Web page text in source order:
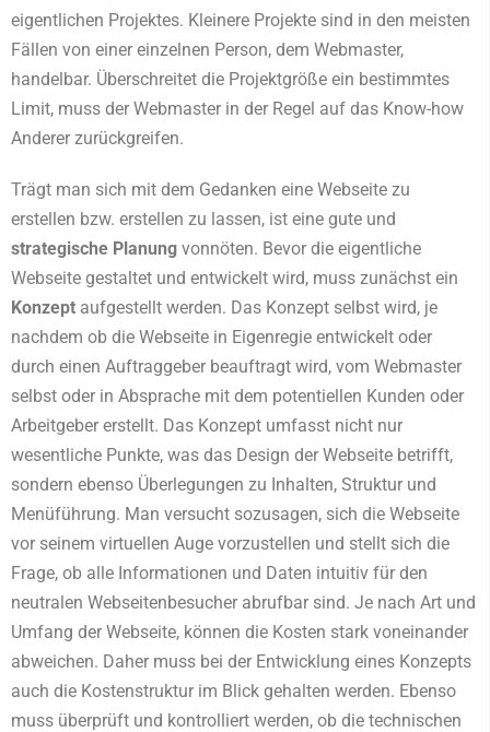
eigentlichen Projektes. Kleinere Projekte sind in den meisten
Fällen von einer einzelnen Person, dem Webmaster,
handelbar. Überschreitet die Projektgröße ein bestimmtes
Limit, muss der Webmaster in der Regel auf das Know-how
Anderer zurückgreifen.
Trägt man sich mit dem Gedanken eine Webseite zu
erstellen bzw. erstellen zu lassen, ist eine gute und
strategische Planung vonnöten. Bevor die eigentliche
Webseite gestaltet und entwickelt wird, muss zunächst ein
Konzept aufgestellt werden. Das Konzept selbst wird, je
nachdem ob die Webseite in Eigenregie entwickelt oder
durch einen Auftraggeber beauftragt wird, vom Webmaster
selbst oder in Absprache mit dem potentiellen Kunden oder
Arbeitgeber erstellt. Das Konzept umfasst nicht nur
wesentliche Punkte, was das Design der Webseite betrifft,
sondern ebenso Überlegungen zu Inhalten, Struktur und
Menüführung. Man versucht sozusagen, sich die Webseite
vor seinem virtuellen Auge vorzustellen und stellt sich die
Frage, ob alle Informationen und Daten intuitiv für den
neutralen Webseitenbesucher abrufbar sind. Je nach Art und
Umfang der Webseite, können die Kosten stark voneinander
abweichen. Daher muss bei der Entwicklung eines Konzepts
auch die Kostenstruktur im Blick gehalten werden. Ebenso
muss überprüft und kontrolliert werden, ob die technischen